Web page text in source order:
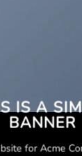
IS A
BANNER
for Acme